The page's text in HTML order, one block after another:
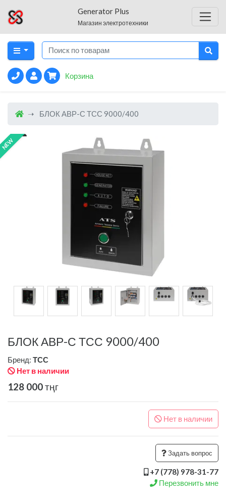
Generator Plus
Магазин электротехники
Корзина
БЛОК АВР-С ТСС 9000/400
NEW
БЛОК АВР-С ТСС 9000/400
Нет в наличии
Бренд: ТСС
128 000тңг
Нет в наличии
Задать вопрос
+7 (778) 978-31-77
Перезвонить мне